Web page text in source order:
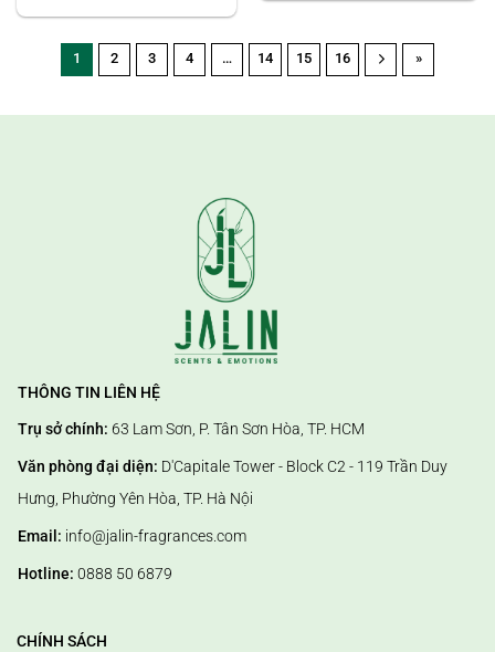
1 2 3 4 … 14 15 16 »
THÔNG TIN LIÊN HỆ
Trụ sở chính: 63 Lam Sơn, P. Tân Sơn Hòa, TP. HCM
Văn phòng đại diện: D'Capitale Tower - Block C2 - 119 Trần Duy
Hưng, Phường Yên Hòa, TP. Hà Nội
Email: info@jalin-fragrances.com
Hotline: 0888 50 6879
CHÍNH SÁCH